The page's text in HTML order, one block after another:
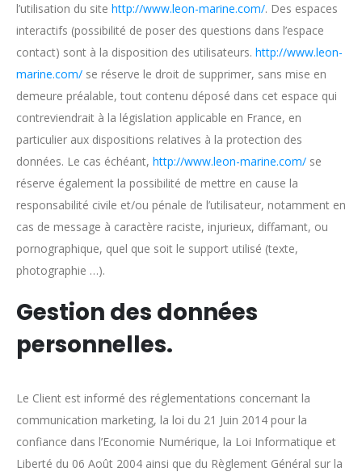
l’utilisation du site http://www.leon-marine.com/. Des espaces
interactifs (possibilité de poser des questions dans l’espace
contact) sont à la disposition des utilisateurs. http://www.leon-
marine.com/ se réserve le droit de supprimer, sans mise en
demeure préalable, tout contenu déposé dans cet espace qui
contreviendrait à la législation applicable en France, en
particulier aux dispositions relatives à la protection des
données. Le cas échéant, http://www.leon-marine.com/ se
réserve également la possibilité de mettre en cause la
responsabilité civile et/ou pénale de l’utilisateur, notamment en
cas de message à caractère raciste, injurieux, diffamant, ou
pornographique, quel que soit le support utilisé (texte,
photographie …).
Gestion des données
personnelles.
Le Client est informé des réglementations concernant la
communication marketing, la loi du 21 Juin 2014 pour la
confiance dans l’Economie Numérique, la Loi Informatique et
Liberté du 06 Août 2004 ainsi que du Règlement Général sur la